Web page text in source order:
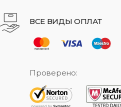
ВСЕ ВИДЫ ОПЛАТ
Проверено: